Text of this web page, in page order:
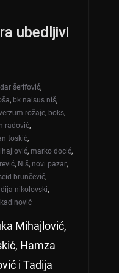
ubedljivi
šerifović,
, bk naisus niš,
rožaje, boks,
radović,
toskić,
, marko docić,
, Niš, novi pazar,
brunčević,
nikolovski,
Mihajlović,
Hamza
i Tadija